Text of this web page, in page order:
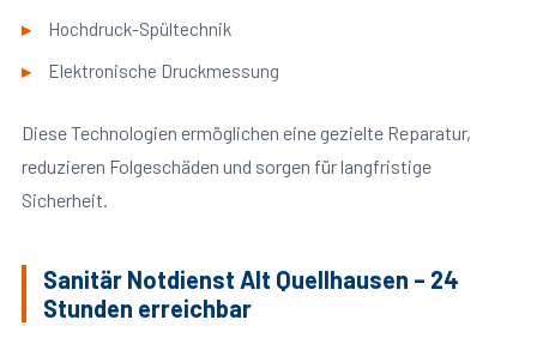
Hochdruck-Spültechnik
Elektronische Druckmessung
Diese Technologien ermöglichen eine gezielte Reparatur,
reduzieren Folgeschäden und sorgen für langfristige
Sicherheit.
Sanitär Notdienst Alt Quellhausen – 24
Stunden erreichbar